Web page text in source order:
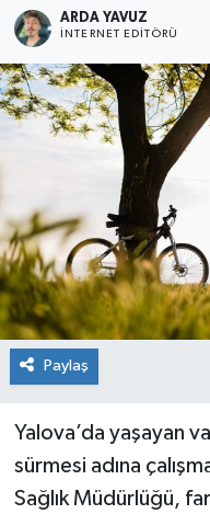
ARDA YAVUZ
İNTERNET EDITÖRÜ
Paylaş
Yalova’da yaşayan
sürmesi adına
Sağlık Müdürlüğü,
İLÇELERİMİZ
RESMİ İLAN